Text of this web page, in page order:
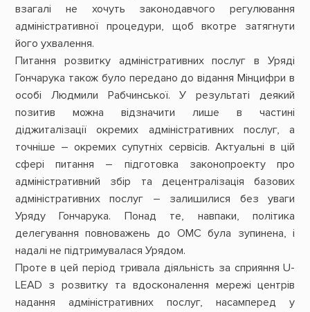
взагалі не хочуть законодавчого регулювання
адміністративної процедури, щоб вкотре затягнути
його ухвалення.
Питання розвитку адміністративних послуг в Уряді
Гончарука також було передано до відання Мінцифри в
особі Людмили Рабчинської. У результаті деякий
позитив можна відзначити лише в частині
діджиталізації окремих адміністративних послуг, а
точніше – окремих супутніх сервісів. Актуальні в цій
сфері питання – підготовка законопроекту про
адміністративний збір та децентралізація базових
адміністративних послуг – залишилися без уваги
Уряду Гончарука. Понад те, навпаки, політика
делегування повноважень до ОМС була зупинена, і
надалі не підтримувалася Урядом.
Проте в цей період тривала діяльність за сприяння U-
LEAD з розвитку та вдосконалення мережі центрів
надання адміністративних послуг, насамперед у